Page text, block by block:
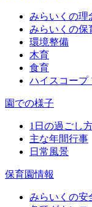
みらいくの理
みらいくの保
環境整備
木育
食育
ハイスコープ
園での様子
1日の過ごし
主な年間行事
日常風景
保育園情報
みらいくの安